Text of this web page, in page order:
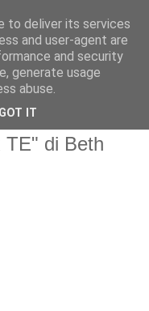
TE" di Beth
to deliver its services
and user-agent are
and security
generate usage
abuse.
GOT IT